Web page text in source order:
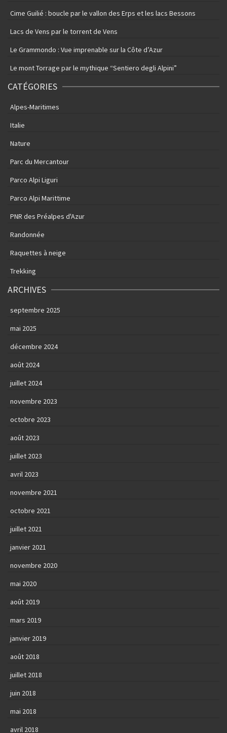
Cime Guilié : boucle par le vallon des Erps et les lacs Bessons
Lacs de Vens par le torrent de Vens
Le Grammondo : Vue imprenable sur la Côte d’Azur
Le mont Torrage par le mythique “Sentiero degli Alpini”
CATÉGORIES
Alpes-Maritimes
Italie
Nature
Parc du Mercantour
Parco Alpi Liguri
Parco Alpi Marittime
PNR des Préalpes d'Azur
Randonnée
Raquettes à neige
Trekking
ARCHIVES
septembre 2025
mai 2025
décembre 2024
août 2024
juillet 2024
novembre 2023
octobre 2023
août 2023
juillet 2023
avril 2023
novembre 2021
octobre 2021
juillet 2021
janvier 2021
novembre 2020
mai 2020
août 2019
mars 2019
janvier 2019
août 2018
juillet 2018
juin 2018
mai 2018
avril 2018